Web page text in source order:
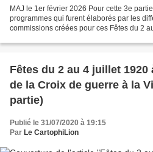
MAJ le 1er février 2026 Pour cette 3e
programmes qui furent élaborés par les
commissions créées pour ces Fêtes du 2
Fêtes du 2 au 4 juillet
de la Croix de guerre à la
partie)
Publié le 31/07/2020 à 19:15
Par Le CartophiLion